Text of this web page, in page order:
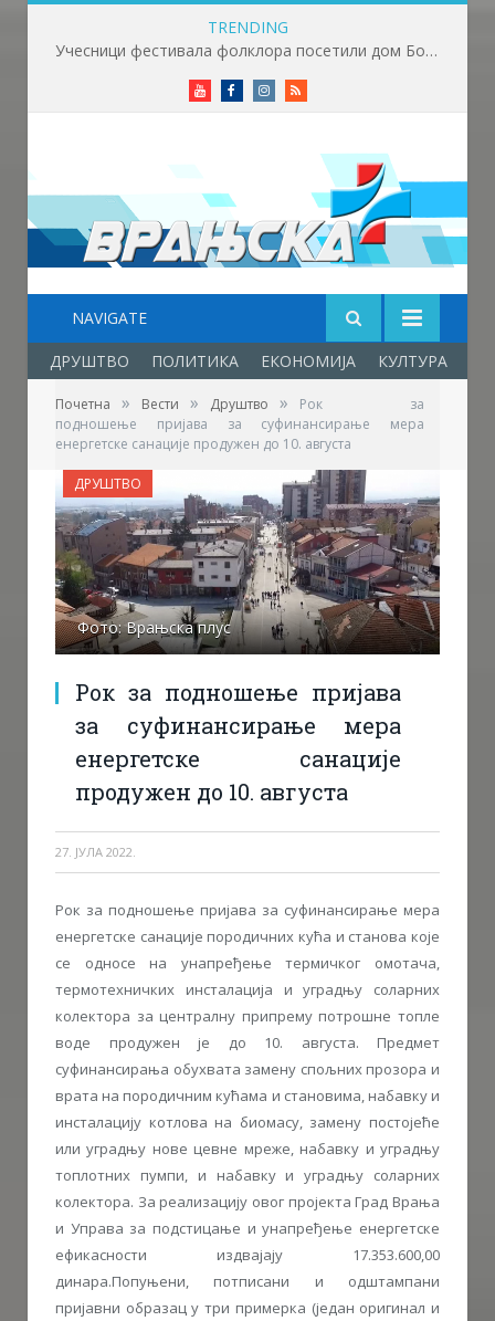
TRENDING
Данас је Света Петка Трнова
YoutubeFacebookInstagram
RSS
NAVIGATE
ДРУШТВО ПОЛИТИКА ЕКОНОМИЈА КУЛТУРА
Почетна » Вести » Друштво »
Рок за
подношење пријава за суфинансирање мера
енергетске санације продужен до 10. августа
Фото: Врањска плус
Рок за подношење пријава
за суфинансирање мера
енергетске санације
продужен до 10. августа
27. ЈУЛА 2022.
ДРУШТВО
Рок за подношење пријава за суфинансирање мера
енергетске санације породичних кућа и станова које
се односе на унапређење термичког омотача,
термотехничких инсталација и уградњу соларних
колектора за централну припрему потрошне топле
воде продужен је до 10. августа. Предмет
суфинансирања обухвата замену спољних прозора и
врата на породичним кућама и становима, набавку и
инсталацију котлова на биомасу, замену постојеће
или уградњу нове цевне мреже, набавку и уградњу
топлотних пумпи, и набавку и уградњу соларних
колектора. За реализацију овог пројекта Град Врања
и Управа за подстицање и унапређење енергетске
ефикасности издвајају 17.353.600,00
динара.Попуњени, потписани и одштампани
пријавни образац у три примерка (један оригинал и